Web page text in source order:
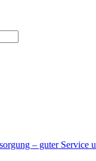
– guter Service